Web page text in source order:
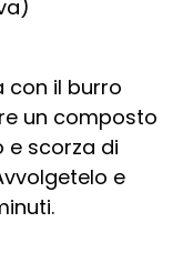
con il burro
un composto
e scorza di
e